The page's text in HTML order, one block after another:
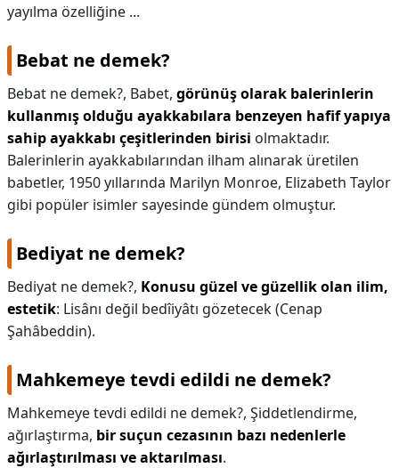
yayılma özelliğine ...
Bebat ne demek?
Bebat ne demek?, Babet, görünüş olarak balerinlerin
kullanmış olduğu ayakkabılara benzeyen hafif yapıya
sahip ayakkabı çeşitlerinden birisi olmaktadır.
Balerinlerin ayakkabılarından ilham alınarak üretilen
babetler, 1950 yıllarında Marilyn Monroe, Elizabeth Taylor
gibi popüler isimler sayesinde gündem olmuştur.
Bediyat ne demek?
Bediyat ne demek?, Konusu güzel ve güzellik olan ilim,
estetik: Lisânı değil bedîiyâtı gözetecek (Cenap
Şahâbeddin).
Mahkemeye tevdi edildi ne demek?
Mahkemeye tevdi edildi ne demek?, Şiddetlendirme,
ağırlaştırma, bir suçun cezasının bazı nedenlerle
ağırlaştırılması ve aktarılması.